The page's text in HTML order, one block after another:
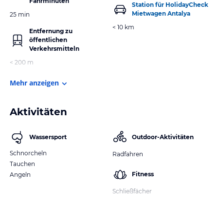
25 min
Entfernung zu
öffentlichen
Verkehrsmitteln
< 200 m
Station für HolidayCheck
Mietwagen Antalya
< 10 km
Mehr anzeigen
Aktivitäten
Wassersport
Schnorcheln
Tauchen
Angeln
Outdoor-Aktivitäten
Radfahren
Fitness
Schließfächer